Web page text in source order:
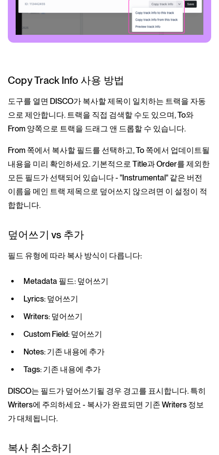
Copy Track Info 사용 방법
도구를 열면 DISCO가 복사할 제목이 일치하는 트랙을 자동
으로 제안합니다. 트랙을 직접 검색할 수도 있으며, To와
From 양쪽으로 트랙을 드래그 앤 드롭할 수 있습니다.
From 쪽에서 복사할 필드를 선택하고, To 쪽에서 업데이트될
내용을 미리 확인하세요. 기본적으로 Title과 Order를 제외한
모든 필드가 선택되어 있습니다 - "Instrumental" 같은 버전
이름을 메인 트랙 제목으로 덮어쓰지 않으려면 이 설정이 적
합합니다.
덮어쓰기 vs 추가
필드 유형에 따라 복사 방식이 다릅니다:
Metadata 필드: 덮어쓰기
Lyrics: 덮어쓰기
Writers: 덮어쓰기
Custom Field: 덮어쓰기
Notes: 기존 내용에 추가
Tags: 기존 내용에 추가
DISCO는 필드가 덮어쓰기될 경우 경고를 표시합니다. 특히
Writers에 주의하세요 - 복사가 완료되면 기존 Writers 정보
가 대체됩니다.
복사 취소하기